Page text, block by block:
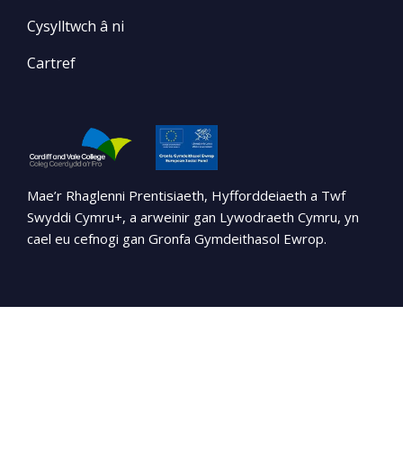
Cysylltwch â ni
Cartref
Mae’r Rhaglenni Prentisiaeth, Hyfforddeiaeth a Twf
Swyddi Cymru+, a arweinir gan Lywodraeth Cymru, yn
cael eu cefnogi gan Gronfa Gymdeithasol Ewrop.